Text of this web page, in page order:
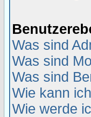
Was sind
Was sind
Was sind
Wie kann
Wie werde